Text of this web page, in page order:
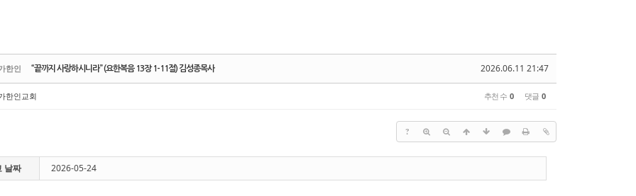
한인 2026.06.11 21:47
“끝까지 사랑하시니라” (요한복음 13장 1-11절) 김성종목사
한인교회 추천 수 0 댓글 0
?
날짜 2026-05-24